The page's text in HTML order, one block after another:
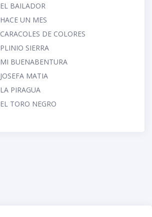
EL BAILADOR
HACE UN MES
CARACOLES DE COLORES
PLINIO SIERRA
MI BUENABENTURA
JOSEFA MATIA
LA PIRAGUA
EL TORO NEGRO